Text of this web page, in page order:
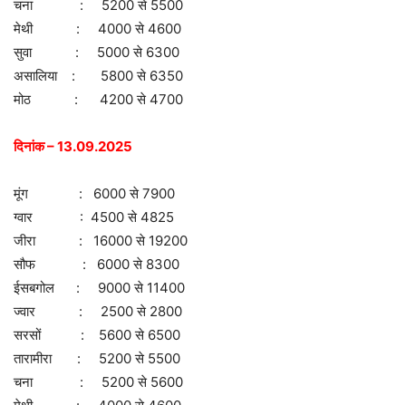
चना : 5200 से 5500
मेथी : 4000 से 4600
सुवा : 5000 से 6300
असालिया : 5800 से 6350
मोठ : 4200 से 4700
दिनांक – 13.09.2025
मूंग : 6000 से 7900
ग्वार : 4500 से 4825
जीरा : 16000 से 19200
सौफ : 6000 से 8300
ईसबगोल : 9000 से 11400
ज्वार : 2500 से 2800
सरसों : 5600 से 6500
तारामीरा : 5200 से 5500
चना : 5200 से 5600